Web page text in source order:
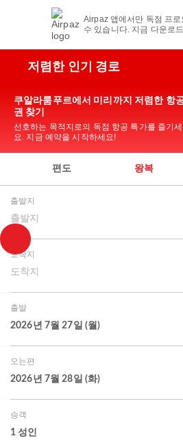
Airpaz 앱에서만 독점 프로
수 있습니다. 지금 다운로
저렴한 인기 경로
쿠알라룸푸르에서 미리까지 저렴한 항
권 찾기
선호하는 목적지로의 독점 항공 특가를 즐기세
요. 지금 예약을 시작하세요!
편도 왕복
출발지
출발지
도착지
도착지
출발
2026년 7월 27일 (월)
오는편
2026년 7월 28일 (화)
승객
1 성인